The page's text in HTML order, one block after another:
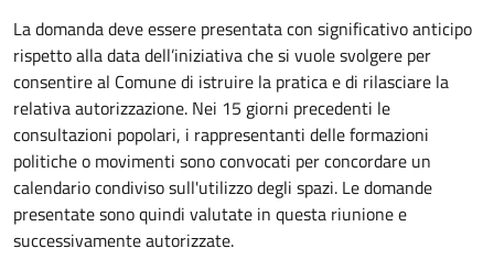
La domanda deve essere presentata con significativo anticipo
rispetto alla data dell’iniziativa che si vuole svolgere per
consentire al Comune di istruire la pratica e di rilasciare la
relativa autorizzazione. Nei 15 giorni precedenti le
consultazioni popolari, i rappresentanti delle formazioni
politiche o movimenti sono convocati per concordare un
calendario condiviso sull'utilizzo degli spazi. Le domande
presentate sono quindi valutate in questa riunione e
successivamente autorizzate.